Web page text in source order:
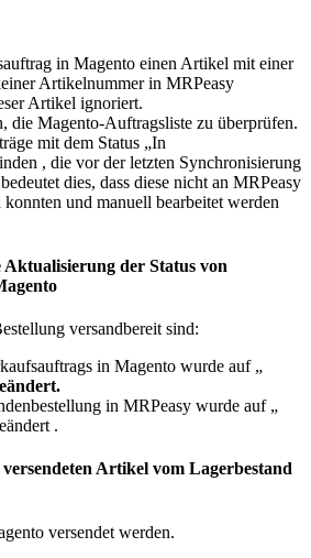
in Magento einen Artikel mit einer
Artikelnummer in MRPeasy
Artikel ignoriert.
die Magento-Auftragsliste zu überprüfen.
mit dem Status „In
, die vor der letzten Synchronisierung
dies, dass diese nicht an MRPeasy
konnten und manuell bearbeitet werden
der Status von
versandbereit sind:
in Magento wurde auf „
in MRPeasy wurde auf „
.
Artikel vom Lagerbestand
versendet werden.